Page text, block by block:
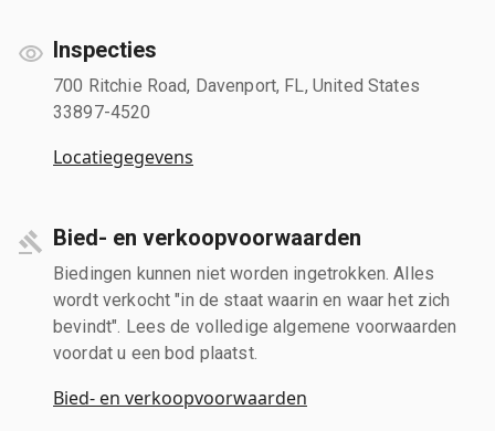
Inspecties
700 Ritchie Road, Davenport, FL, United States
33897-4520
Locatiegegevens
Bied- en verkoopvoorwaarden
Biedingen kunnen niet worden ingetrokken. Alles
wordt verkocht "in de staat waarin en waar het zich
bevindt". Lees de volledige algemene voorwaarden
voordat u een bod plaatst.
Bied- en verkoopvoorwaarden